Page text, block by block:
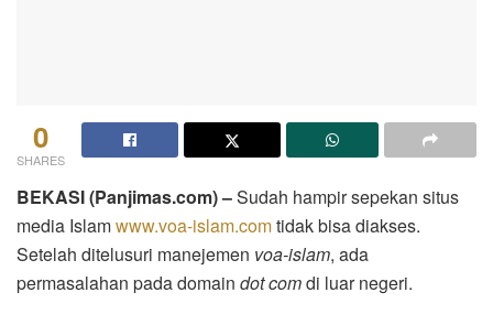
0
SHARES
BEKASI (Panjimas.com) –Sudah hampir sepekan situs
media Islamwww.voa-islam.comtidak bisa diakses.
Setelah ditelusuri manejemen voa-islam, ada
permasalahan pada domain dot comdi luar negeri.